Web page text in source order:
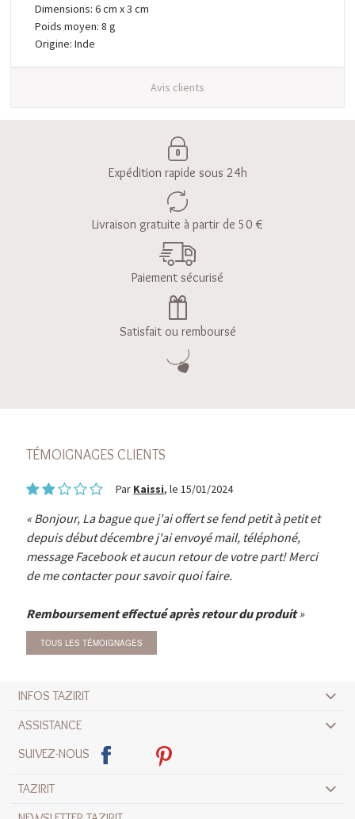
Dimensions: 6 cm x 3 cm
Poids moyen: 8 g
Origine: Inde
Avis clients
Expédition rapide sous 24h
Livraison gratuite à partir de 50 €
Paiement sécurisé
Satisfait ou remboursé
TÉMOIGNAGES CLIENTS
Par Kaissi, le 15/01/2024
Bonjour, La bague que j'ai offert se fend petit à petit et
depuis début décembre j'ai envoyé mail, téléphoné,
message Facebook et aucun retour de votre part! Merci
de me contacter pour savoir quoi faire.
Remboursement effectué après retour du produit
TOUS LES TÉMOIGNAGES
INFOS TAZIRIT
ASSISTANCE
SUIVEZ-NOUS
TAZIRIT